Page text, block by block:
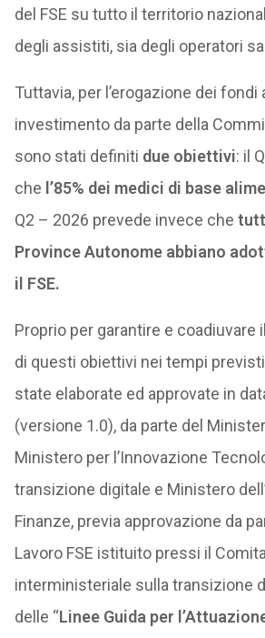
del FSE su tutto il territorio
degli assistiti, sia degli operatori
Tuttavia, per l’erogazione dei
investimento da parte della
sono stati definiti due obiettivi: il
che l’85% dei medici di base
Q2 – 2026 prevede invece che
Province Autonome abbiano
il FSE.
Proprio per garantire e coadiuvare
di questi obiettivi nei tempi previsti
state elaborate ed approvate in
(versione 1.0), da parte del
Ministero per l’Innovazione
transizione digitale e Ministero
Finanze, previa approvazione da
Lavoro FSE istituito pressi il
interministeriale sulla transizione
delle “Linee Guida per